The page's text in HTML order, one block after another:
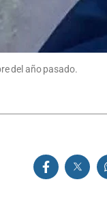
del año pasado.